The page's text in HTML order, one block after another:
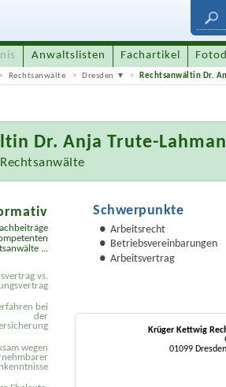
Anwaltslisten Fachartikel
Rechtsanwälte Dresden Rechtsanwältin Dr.
Dr. Anja Trute-
Schwerpunkte
Arbeitsrecht
Betriebsvereinbarungen
Arbeitsvertrag
Krüger Kettwig
01099
...
vs.
bei
der
wegen